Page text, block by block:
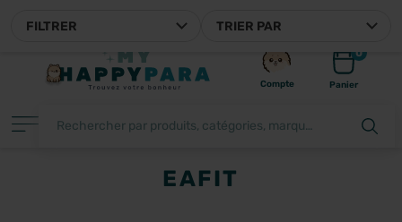
Compte
0
Panier
TRIER PAR
FILTRER
EAFIT